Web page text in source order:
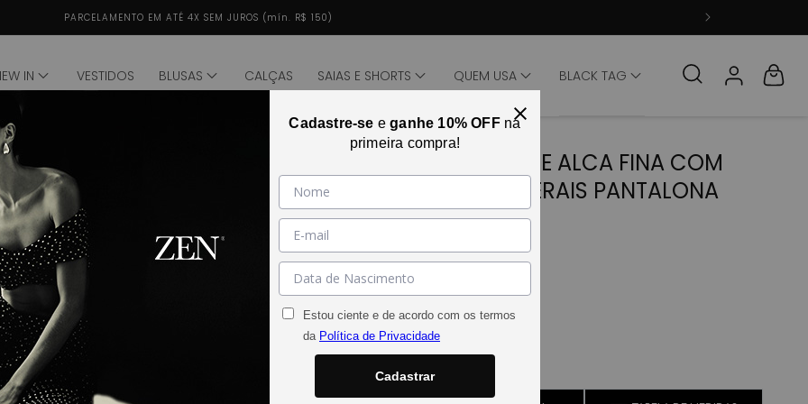
PARCELAMENTO EM ATÉ 4X SEM JUROS (mín. R$ 150)
IN VESTIDOS BLUSAS CALÇAS SAIAS E SHORTS QUEM USA BLACK TAG Fazer loginCarrinho
Abrir mídia 2 na janela modal
1/de
1
MACACAO DE ALCA FINA COM
BOLSOS LATERAIS PANTALONA
PRETO
SKU:29848 | REF:40110
Tamanho
PP
Variante esgotada ou indisponível
PVariante esgotada ou indisponível
MVariante esgotada ou indisponível
Cadastre-se eganhe 10% OFFna
primeira compra!
Estou ciente e de acordo com os termos
da Política de Privacidade
Cadastrar